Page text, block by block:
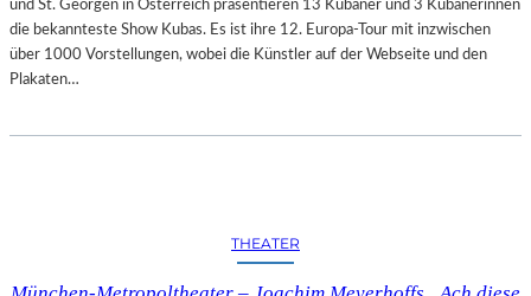
und St. Georgen in Österreich präsentieren 13 Kubaner und 3 Kubanerinnen
die bekannteste Show Kubas. Es ist ihre 12. Europa-Tour mit inzwischen
über 1000 Vorstellungen, wobei die Künstler auf der Webseite und den
Plakaten…
THEATER